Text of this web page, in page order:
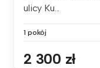
ulicy Ku...
1 pokój
2 300 zł